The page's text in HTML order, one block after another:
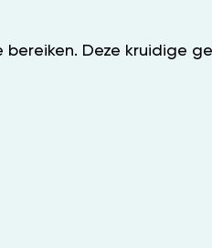
Deze kruidige